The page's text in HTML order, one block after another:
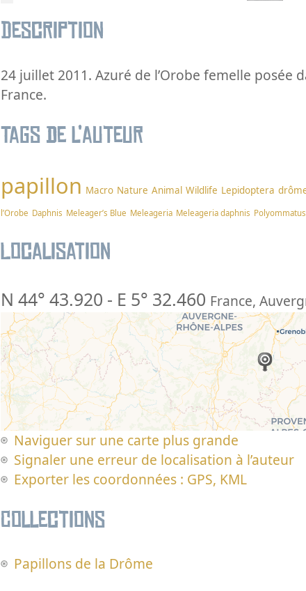
Description
24 juillet 2011. Azuré de l’Orobe femelle posée
France.
Tags de l’auteur
papillon Macro Nature Animal Wildlife Lepidoptera
l’Orobe Daphnis Meleager’s Blue Meleageria Meleageria daphnis Polyommatus
Localisation
N 44° 43.920 - E 5° 32.460 France,
Naviguer sur une carte plus grande
Signaler une erreur de localisation à l’auteur
Exporter les coordonnées : GPS, KML
Collections
Papillons de la Drôme